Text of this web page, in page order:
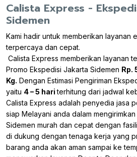
Calista Express -
Sidemen
Kami hadir untuk memberikan layanan
terpercaya dan cepat.
Calista Express memberikan layanan
Promo Ekspedisi Jakarta Sidemen Rp.
Kg. Dengan Estimasi Pengiriman
yaitu 4 – 5 hariterhitung dari jadwal
Calista Express adalah penyedia jasa
siap Melayani anda dalam
Sidemen murah dan cepat dengan
di dukung dengan tenaga kerja yang
barang anda akan aman sampai ke